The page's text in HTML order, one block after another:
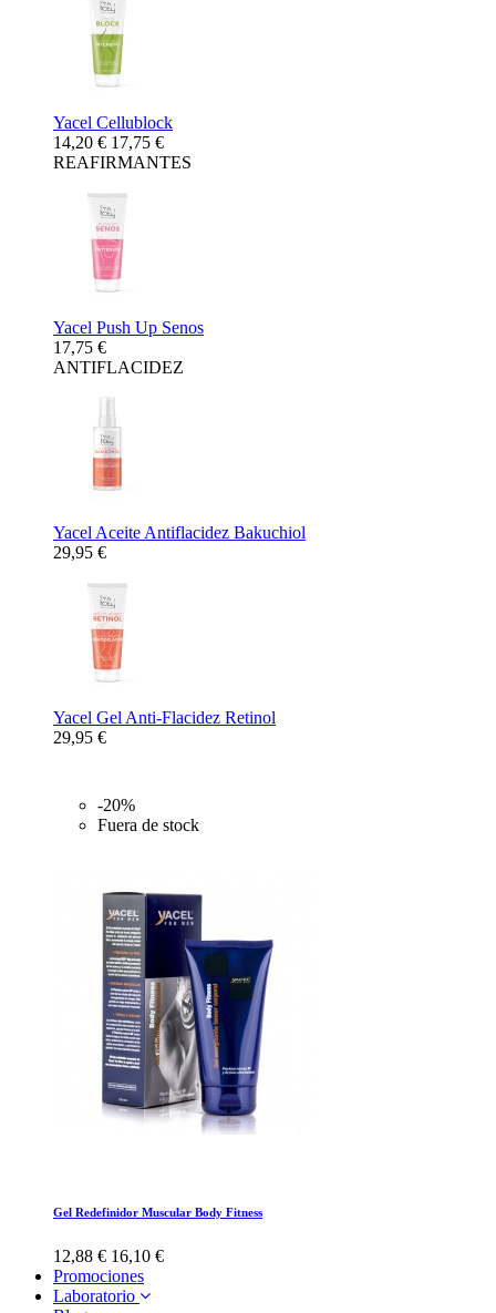
Yacel Cellublock
14,20 € 17,75 €
REAFIRMANTES
Yacel Push Up Senos
17,75 €
ANTIFLACIDEZ
Yacel Aceite Antiflacidez Bakuchiol
29,95 €
Yacel Gel Anti-Flacidez Retinol
29,95 €
-20%
Fuera de stock
Gel Redefinidor Muscular Body Fitness
12,88 € 16,10 €
Promociones
Laboratorio